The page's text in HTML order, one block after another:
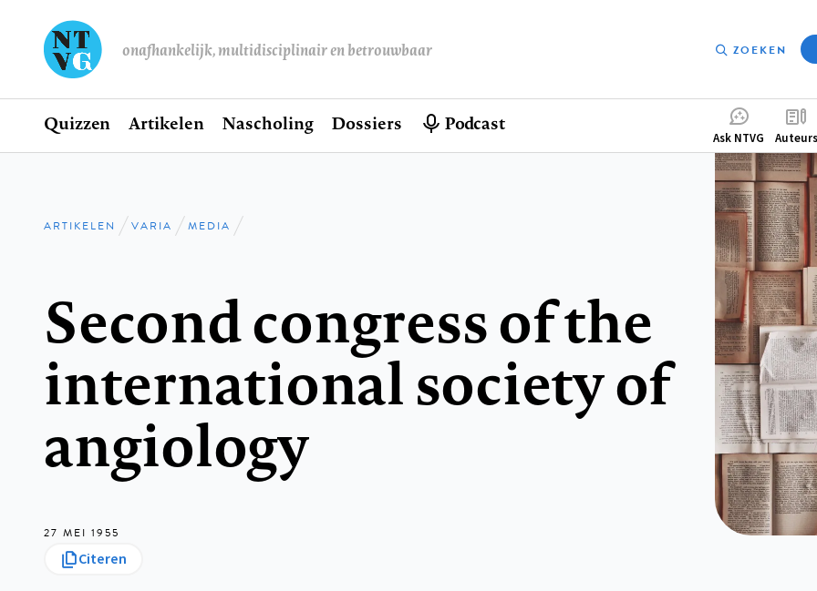
onafhankelijk, multidisciplinair en betrouwbaar ZOEKEN
Hoofdnavigatie
Home
Quizzen Artikelen Nascholing Dossiers Podcast
menu
Ask NTVG Auteurs
Kruimelpad
ARTIKELEN VARIA MEDIA
Second congress of the
international society of
angiology
27 MEI 1955
Citeren